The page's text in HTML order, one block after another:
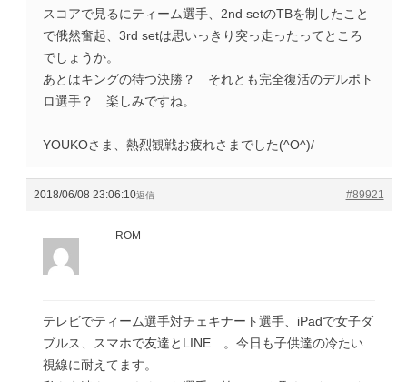
スコアで見るにティーム選手、2nd setのTBを制したこと
で俄然奮起、3rd setは思いっきり突っ走ったってところ
でしょうか。
あとはキングの待つ決勝？ それとも完全復活のデルポト
ロ選手？ 楽しみですね。
YOUKOさま、熱烈観戦お疲れさまでした(^O^)/
2018/06/08 23:06:10 #89921
返信
ROM
テレビでティーム選手対チェキナート選手、iPadで女子ダ
ブルス、スマホで友達とLINE…。今日も子供達の冷たい
視線に耐えてます。